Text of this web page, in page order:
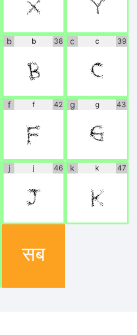
X Y
b b 38
b
c c 39
c
f f 42
f
g g 43
g
j j 46
j
k k 47
k
सब